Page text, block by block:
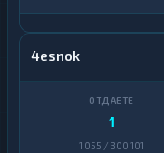
4esnok
1
1 055 / 300 101